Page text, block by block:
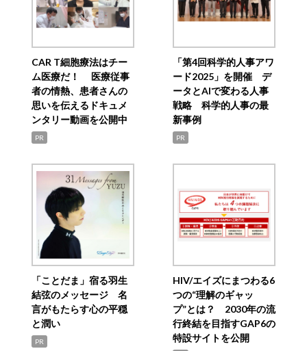
CAR T細胞療法はチー
ム医療だ！ 医療従事
者の情熱、患者さんの
思いを伝えるドキュメ
ンタリー動画を公開中
PR
「第4回科学的人事アワ
ード2025」を開催 デ
ータとAIで変わる人事
戦略 科学的人事の最
新事例
PR
「ことだま」宿る羽生
結弦のメッセージ 名
言がもたらす心の平穏
と潤い
PR
HIV/エイズにまつわる6
つの“理解のギャッ
プ”とは？ 2030年の流
行終結を目指すGAP6の
特設サイトを公開